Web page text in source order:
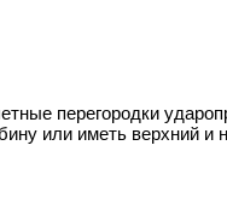
перегородки
или иметь верхний и